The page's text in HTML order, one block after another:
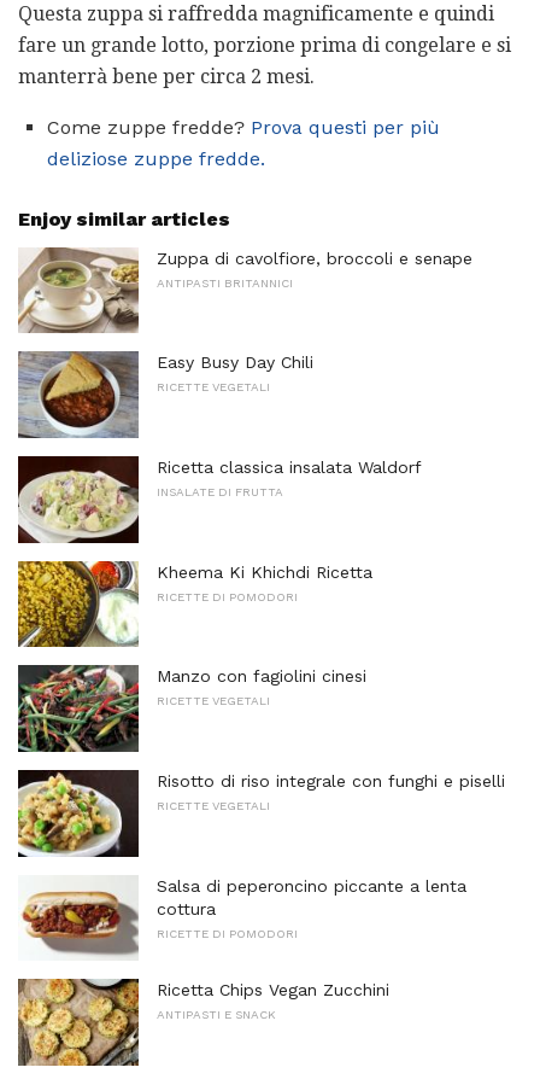
Questa zuppa si raffredda magnificamente e quindi
fare un grande lotto, porzione prima di congelare e si
manterrà bene per circa 2 mesi.
Come zuppe fredde? Prova questi per più
deliziose zuppe fredde.
Enjoy similar articles
Zuppa di cavolfiore, broccoli e senape
ANTIPASTI BRITANNICI
Easy Busy Day Chili
RICETTE VEGETALI
Ricetta classica insalata Waldorf
INSALATE DI FRUTTA
Kheema Ki Khichdi Ricetta
RICETTE DI POMODORI
Manzo con fagiolini cinesi
RICETTE VEGETALI
Risotto di riso integrale con funghi e piselli
RICETTE VEGETALI
Salsa di peperoncino piccante a lenta
cottura
RICETTE DI POMODORI
Ricetta Chips Vegan Zucchini
ANTIPASTI E SNACK